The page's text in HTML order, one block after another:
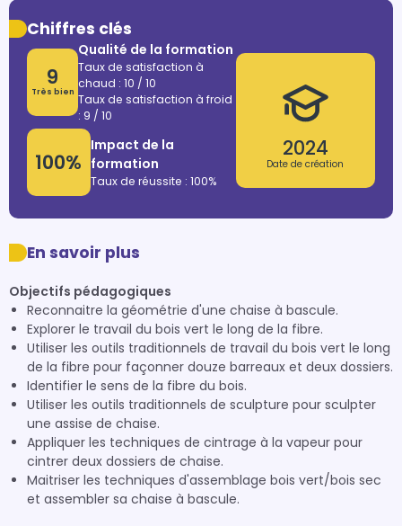
Chiffres clés
9
Très bien
Qualité de la formation
Taux de satisfaction à
chaud : 10 / 10
Taux de satisfaction à froid
: 9 / 10
100%
Impact de la
formation
Taux de réussite : 100%
2024
Date de création
En savoir plus
Objectifs pédagogiques
Reconnaitre la géométrie d'une chaise à bascule.
Explorer le travail du bois vert le long de la fibre.
Utiliser les outils traditionnels de travail du bois vert le long
de la fibre pour façonner douze barreaux et deux dossiers.
Identifier le sens de la fibre du bois.
Utiliser les outils traditionnels de sculpture pour sculpter
une assise de chaise.
Appliquer les techniques de cintrage à la vapeur pour
cintrer deux dossiers de chaise.
Maitriser les techniques d'assemblage bois vert/bois sec
et assembler sa chaise à bascule.